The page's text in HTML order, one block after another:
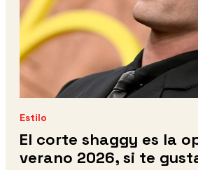
Estilo
El corte shaggy es la
verano 2026, si te